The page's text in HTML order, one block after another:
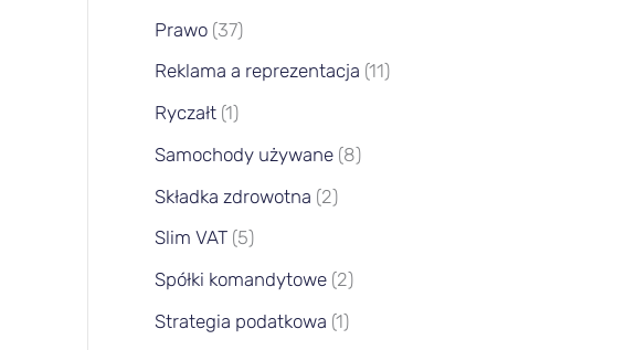
Prawo(37)
Reklama a reprezentacja (11)
Ryczałt(1)
Samochody używane(8)
Składka zdrowotna (2)
Slim VAT(5)
Spółki komandytowe(2)
Strategia podatkowa (1)